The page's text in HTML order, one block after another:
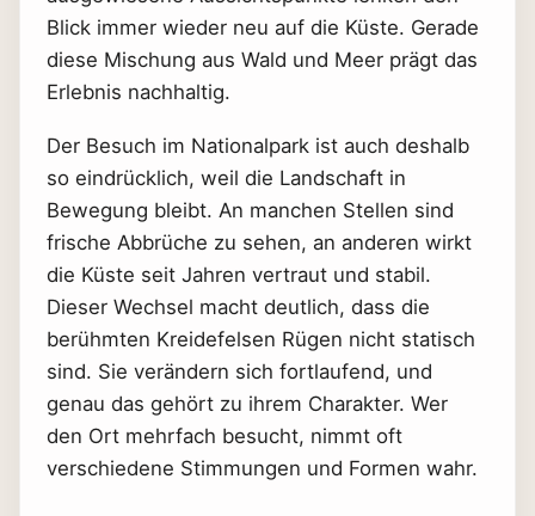
Blick immer wieder neu auf die Küste. Gerade
diese Mischung aus Wald und Meer prägt das
Erlebnis nachhaltig.
Der Besuch im Nationalpark ist auch deshalb
so eindrücklich, weil die Landschaft in
Bewegung bleibt. An manchen Stellen sind
frische Abbrüche zu sehen, an anderen wirkt
die Küste seit Jahren vertraut und stabil.
Dieser Wechsel macht deutlich, dass die
berühmten Kreidefelsen Rügen nicht statisch
sind. Sie verändern sich fortlaufend, und
genau das gehört zu ihrem Charakter. Wer
den Ort mehrfach besucht, nimmt oft
verschiedene Stimmungen und Formen wahr.